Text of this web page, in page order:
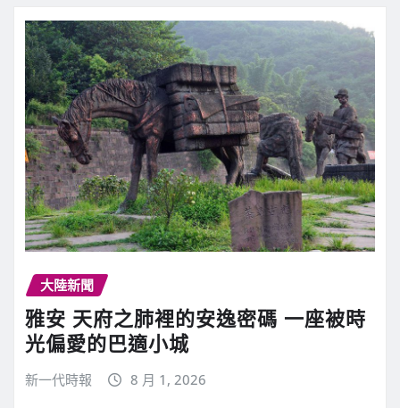
大陸新聞
雅安 天府之肺裡的安逸密碼 一座被時
光偏愛的巴適小城
新一代時報 8 月 1, 2026